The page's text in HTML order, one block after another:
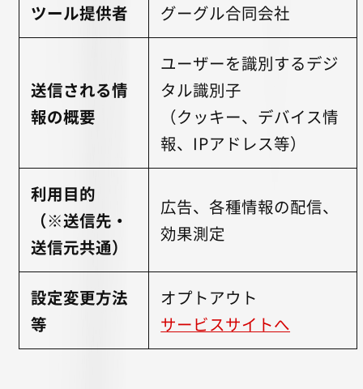
ツール提供者 グーグル合同会社
送信される情
報の概要
ユーザーを識別するデジ
タル識別子
（クッキー、デバイス情
報、IPアドレス等）
利用目的
（※送信先・
送信元共通）
広告、各種情報の配信、
効果測定
設定変更方法
等
オプトアウト
サービスサイトへ